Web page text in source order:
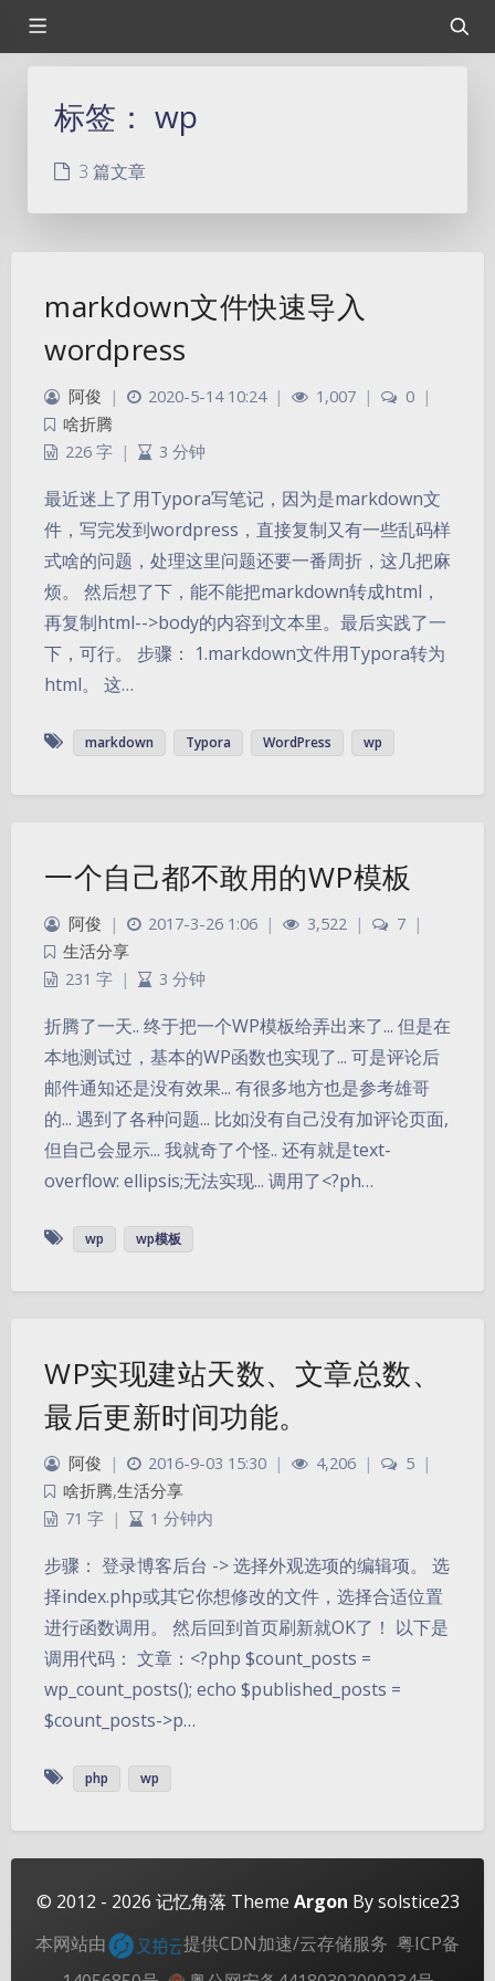
夜间模式
浅阴影 深阴影
关闭 日落 暗化 灰度
标签： wp
3 篇文章
markdown文件快速导入
wordpress
阿俊 | 2020-5-14 10:24 | 1,007 | 0 |
啥折腾
226 字 | 3 分钟
最近迷上了用Typora写笔记，因为是markdown文
件，写完发到wordpress，直接复制又有一些乱码样
式啥的问题，处理这里问题还要一番周折，这几把麻
烦。 然后想了下，能不能把markdown转成html，
再复制html-->body的内容到文本里。最后实践了一
下，可行。 步骤： 1.markdown文件用Typora转为
html。 这…
markdown Typora WordPress wp
一个自己都不敢用的WP模板
阿俊 | 2017-3-26 1:06 | 3,522 | 7 |
生活分享
231 字 | 3 分钟
折腾了一天.. 终于把一个WP模板给弄出来了... 但是在
本地测试过，基本的WP函数也实现了... 可是评论后
邮件通知还是没有效果... 有很多地方也是参考雄哥
的... 遇到了各种问题... 比如没有自己没有加评论页面,
但自己会显示... 我就奇了个怪.. 还有就是text-
overflow: ellipsis;无法实现... 调用了<?ph…
wp wp模板
WP实现建站天数、文章总数、
最后更新时间功能。
阿俊 | 2016-9-03 15:30 | 4,206 | 5 |
啥折腾,生活分享
71 字 | 1 分钟内
步骤： 登录博客后台 -> 选择外观选项的编辑项。 选
择index.php或其它你想修改的文件，选择合适位置
进行函数调用。 然后回到首页刷新就OK了！ 以下是
调用代码： 文章：<?php $count_posts =
wp_count_posts(); echo $published_posts =
$count_posts->p…
php wp
© 2012 - 2026 记忆角落 Theme Argon By solstice23
本网站由
提供CDN加速/云存储服务 粤ICP备